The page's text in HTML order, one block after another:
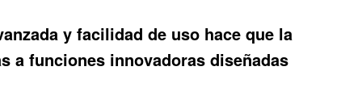
y facilidad de uso hace que la
a funciones innovadoras diseñadas